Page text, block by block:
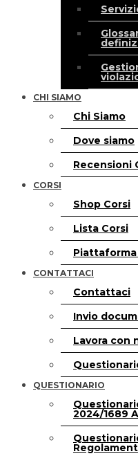
CHI SIAMO
Chi Siamo
Dove siamo
Recensioni
CORSI
Shop Corsi
Lista Corsi
Piattaforma
CONTATTACI
Contattaci
Invio
Lavora con
QUESTIONARIO
2024/1689